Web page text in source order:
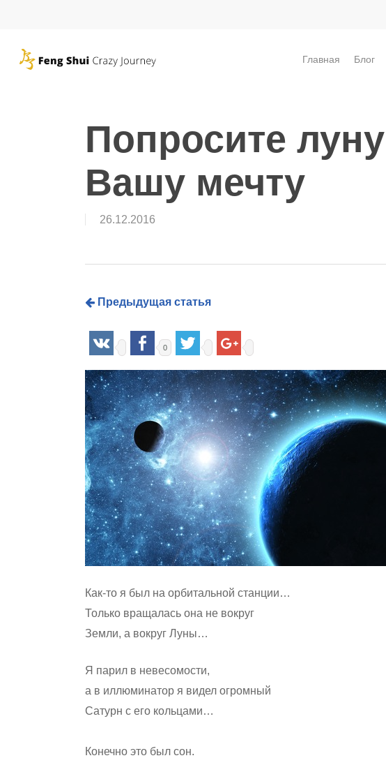
main
content
Главная Блог
Попросите
Вашу мечту
26.12.2016
Предыдущая статья
0
Как-то я был на орбитальной станции…
Только вращалась она не вокруг
Земли, а вокруг Луны…
Я парил в невесомости,
а в иллюминатор я видел огромный
Сатурн с его кольцами…
Конечно это был сон.